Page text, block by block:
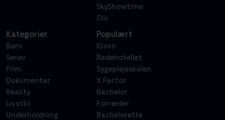
SkyShowtime
Oiii
Kategorier
Børn
Serier
Film
Dokumentar
Reality
Livsstil
Underholdning
Populært
Klovn
Badehotellet
Sygeplejeskolen
X Factor
Bachelor
Forræder
Bachelorette